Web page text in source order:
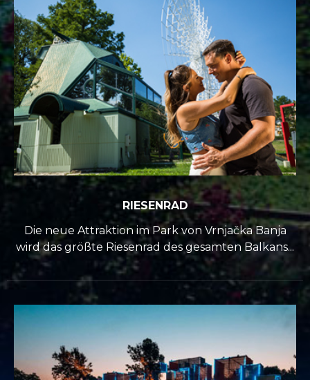
RIESENRAD
Die neue Attraktion im Park von Vrnjačka Banja
wird das größte Riesenrad des gesamten Balkans...